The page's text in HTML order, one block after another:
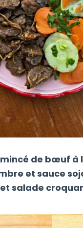
de bœuf à
et sauce
et salade